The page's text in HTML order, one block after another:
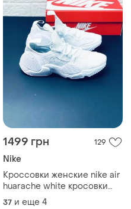
1499 грн 129
Nike
Кроссовки женские nike air
huarache white кросовки
кросівки жіночі най
37 и еще 4